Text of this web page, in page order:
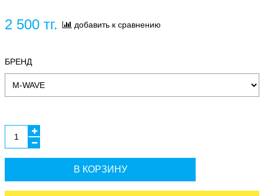
2 500 тг. добавить к сравнению
БРЕНД
В КОРЗИНУ